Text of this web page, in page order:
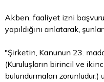
Akben, faaliyet izni
yapıldığını anlatarak,
"Şirketin, Kanunun 23.
(Kuruluşların birincil ve
bulundurmaları zorunludur.)